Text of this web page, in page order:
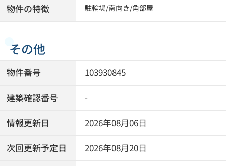
物件の特徴 駐輪場/南向き/角部屋
その他
物件番号 103930845
建築確認番号 -
情報更新日 2026年08月06日
次回更新予定日 2026年08月20日